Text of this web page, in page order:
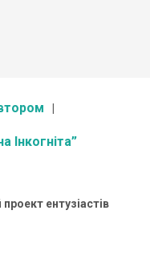
Інкогніта”
ентузіастів